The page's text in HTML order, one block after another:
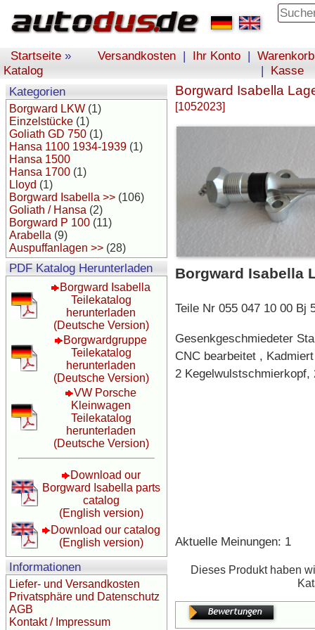
Startseite »
Katalog
Versandkosten | Ihr Konto | Warenkorb
| Kasse
Kategorien
Borgward LKW (1)
Einzelstücke (1)
Goliath GD 750 (1)
Hansa 1100 1934-1939 (1)
Hansa 1500
Hansa 1700 (1)
Lloyd (1)
Borgward Isabella >> (106)
Goliath / Hansa (2)
Borgward P 100 (11)
Arabella (9)
Auspuffanlagen >> (28)
PDF Katalog Herunterladen
Borgward Isabella
Teilekatalog
herunterladen
(Deutsche Version)
Borgwardgruppe
Teilekatalog
herunterladen
(Deutsche Version)
VW Porsche
Kleinwagen
Teilekatalog
herunterladen
(Deutsche Version)
Download our
Borgward Isabella parts
catalog
(English version)
Download our catalog
(English version)
Informationen
Liefer- und Versandkosten
Privatsphäre und Datenschutz
AGB
Kontakt / Impressum
Borgward Isabella
[1052023]
Borgward Isabella
Teile Nr 055 047 10 00 Bj
Gesenkgeschmiedeter
CNC bearbeitet ,
2 Kegelwulstschmierkopf,
Aktuelle Meinungen: 1
Dieses Produkt haben